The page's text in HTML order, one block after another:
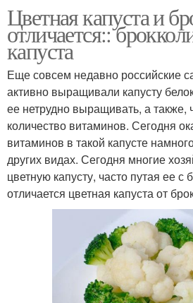
Цветная капуста и
отличается::
капуста
Еще совсем недавно российские
активно выращивали капусту
ее нетрудно выращивать, а также,
количество витаминов. Сегодня
витаминов в такой капусте
других видах. Сегодня многие
цветную капусту, часто путая ее с
отличается цветная капуста от